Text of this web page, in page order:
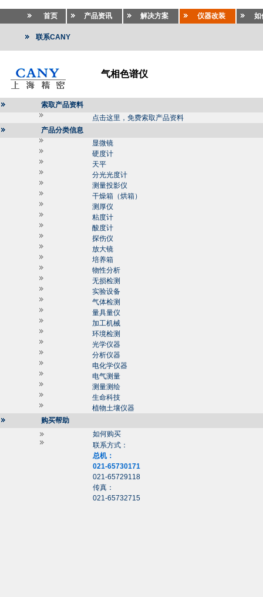
首页 产品资讯 解决方案 仪器改装 如
联系CANY
气相色谱仪
索取产品资料
点击这里，免费索取产品资料
产品分类信息
显微镜
硬度计
天平
分光光度计
测量投影仪
干燥箱（烘箱）
测厚仪
粘度计
酸度计
探伤仪
放大镜
培养箱
物性分析
无损检测
实验设备
气体检测
量具量仪
加工机械
环境检测
光学仪器
分析仪器
电化学仪器
电气测量
测量测绘
生命科技
植物土壤仪器
购买帮助
如何购买
联系方式：
总机：
021-65730171
021-65729118
传真：
021-65732715